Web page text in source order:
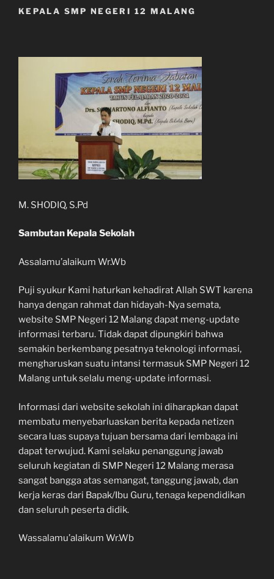
KEPALA SMP NEGERI 12 MALANG
M. SHODIQ, S.Pd
Sambutan Kepala Sekolah
Assalamu’alaikum Wr.Wb
Puji syukur Kami haturkan kehadirat Allah SWT karena
hanya dengan rahmat dan hidayah-Nya semata,
website SMP Negeri 12 Malang dapat meng-update
informasi terbaru. Tidak dapat dipungkiri bahwa
semakin berkembang pesatnya teknologi informasi,
mengharuskan suatu intansi termasuk SMP Negeri 12
Malang untuk selalu meng-update informasi.
Informasi dari website sekolah ini diharapkan dapat
membatu menyebarluaskan berita kepada netizen
secara luas supaya tujuan bersama dari lembaga ini
dapat terwujud. Kami selaku penanggung jawab
seluruh kegiatan di SMP Negeri 12 Malang merasa
sangat bangga atas semangat, tanggung jawab, dan
kerja keras dari Bapak/Ibu Guru, tenaga kependidikan
dan seluruh peserta didik.
Wassalamu’alaikum Wr.Wb